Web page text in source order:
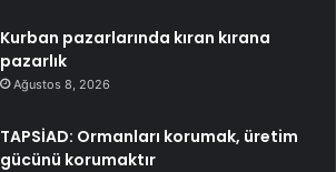
Kurban pazarlarında kıran kırana
pazarlık
Ağustos 8, 2026
TAPSİAD: Ormanları korumak, üretim
gücünü korumaktır